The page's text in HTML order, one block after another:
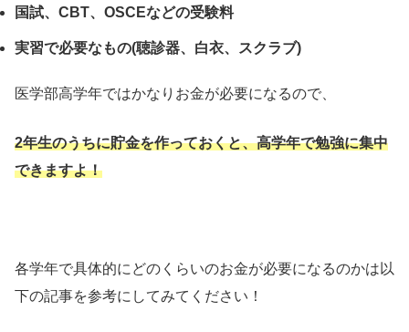
国試、CBT、OSCEなどの受験料
実習で必要なもの(聴診器、白衣、スクラブ)
医学部高学年ではかなりお金が必要になるので、
2年生のうちに貯金を作っておくと、高学年で勉強に集中
できますよ！
各学年で具体的にどのくらいのお金が必要になるのかは以
下の記事を参考にしてみてください！